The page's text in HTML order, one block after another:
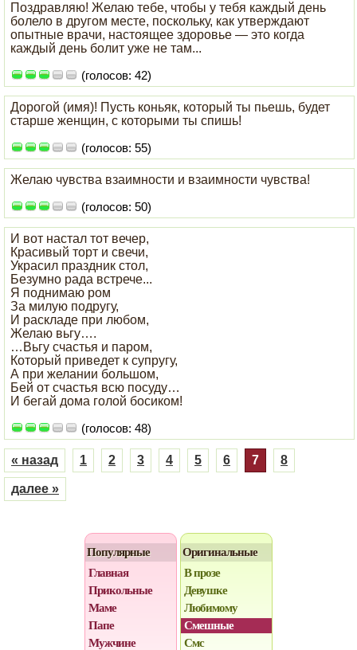
Поздравляю! Желаю тебе, чтобы у тебя каждый день
болело в другом месте, поскольку, как утверждают
опытные врачи, настоящее здоровье — это когда
каждый день болит уже не там...
(голосов: 42)
Дорогой (имя)! Пусть коньяк, который ты пьешь, будет
старше женщин, с которыми ты спишь!
(голосов: 55)
Желаю чувства взаимности и взаимности чувства!
(голосов: 50)
И вот настал тот вечер,
Красивый торт и свечи,
Украсил праздник стол,
Безумно рада встрече...
Я поднимаю ром
За милую подругу,
И раскладе при любом,
Желаю вьгу….
…Вьгу счастья и паром,
Который приведет к супругу,
А при желании большом,
Бей от счастья всю посуду…
И бегай дома голой босиком!
(голосов: 48)
« назад 1 2 3 4 5 6 7 8
далее »
Популярные
Главная
Прикольные
Маме
Папе
Мужчине
Оригинальные
В прозе
Девушке
Любимому
Смешные
Смс